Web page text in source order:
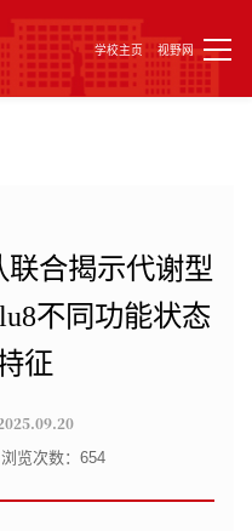
学校主页 视野网
合揭示代谢型
不同功能状态
征
浏览次数： 654